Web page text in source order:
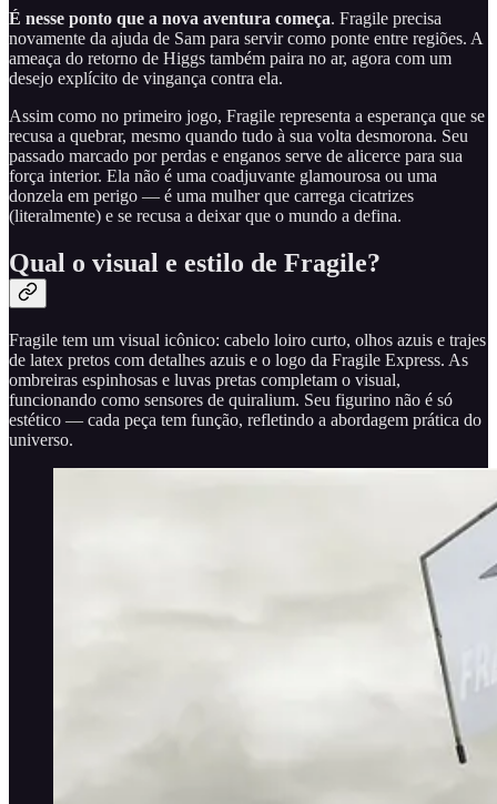
É nesse ponto que a nova aventura começa. Fragile precisa
novamente da ajuda de Sam para servir como ponte entre regiões. A
ameaça do retorno de Higgs também paira no ar, agora com um
desejo explícito de vingança contra ela.
Assim como no primeiro jogo, Fragile representa a esperança que se
recusa a quebrar, mesmo quando tudo à sua volta desmorona. Seu
passado marcado por perdas e enganos serve de alicerce para sua
força interior. Ela não é uma coadjuvante glamourosa ou uma
donzela em perigo — é uma mulher que carrega cicatrizes
(literalmente) e se recusa a deixar que o mundo a defina.
Qual o visual e estilo de Fragile?
Fragile tem um visual icônico: cabelo loiro curto, olhos azuis e trajes
de latex pretos com detalhes azuis e o logo da Fragile Express. As
ombreiras espinhosas e luvas pretas completam o visual,
funcionando como sensores de quiralium. Seu figurino não é só
estético — cada peça tem função, refletindo a abordagem prática do
universo.